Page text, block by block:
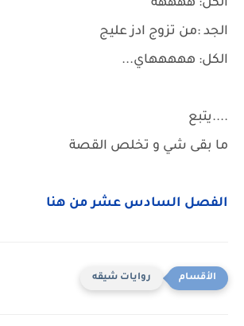
الكل: ههههه
الجد :من تزوج ادز عليج
الكل: هههههاي...
....يتبع
ما بقى شي و تخلص القصة
الفصل السادس عشر من هنا
روايات شيقه